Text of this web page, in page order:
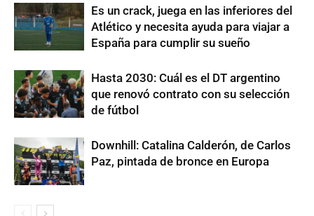
Es un crack, juega en las inferiores del
Atlético y necesita ayuda para viajar a
España para cumplir su sueño
Hasta 2030: Cuál es el DT argentino
que renovó contrato con su selección
de fútbol
Downhill: Catalina Calderón, de Carlos
Paz, pintada de bronce en Europa